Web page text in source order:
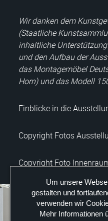
Wir danken dem
(Staatliche
inhaltliche
und den Aufbau der
das Montagemöbel
Horn) und das Modell
Einblicke in die
Copyright Fotos
Copyright Foto
Um unsere
gestalten und
verwenden wir
Mehr Informationen